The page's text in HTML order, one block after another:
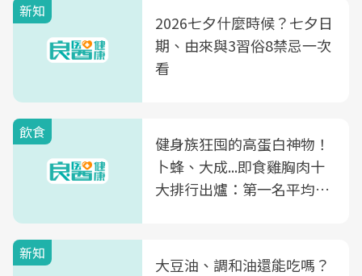
新知
2026七夕什麼時候？七夕日
期、由來與3習俗8禁忌一次
看
飲食
健身族狂囤的高蛋白神物！
卜蜂、大成...即食雞胸肉十
大排行出爐：第一名平均一
新知
大豆油、調和油還能吃嗎？